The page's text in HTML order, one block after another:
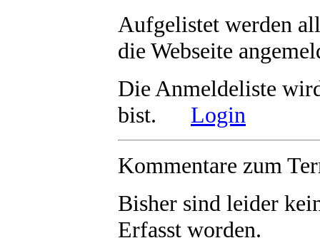
Aufgelistet werden
die Webseite
Die Anmeldeliste
bist. Login
Kommentare zum
Bisher sind leider
Erfasst worden.